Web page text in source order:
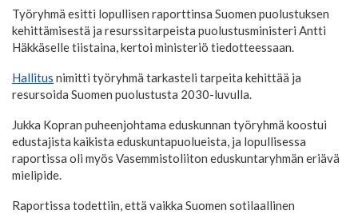
Työryhmä esitti lopullisen raporttinsa Suomen puolustuksen
kehittämisestä ja resurssitarpeista puolustusministeri Antti
Häkkäselle tiistaina, kertoi ministeriö tiedotteessaan.
Hallitus nimitti työryhmä tarkasteli tarpeita kehittää ja
resursoida Suomen puolustusta 2030-luvulla.
Jukka Kopran puheenjohtama eduskunnan työryhmä koostui
edustajista kaikista eduskuntapuolueista, ja lopullisessa
raportissa oli myös Vasemmistoliiton eduskuntaryhmän eriävä
mielipide.
Raportissa todettiin, että vaikka Suomen sotilaallinen